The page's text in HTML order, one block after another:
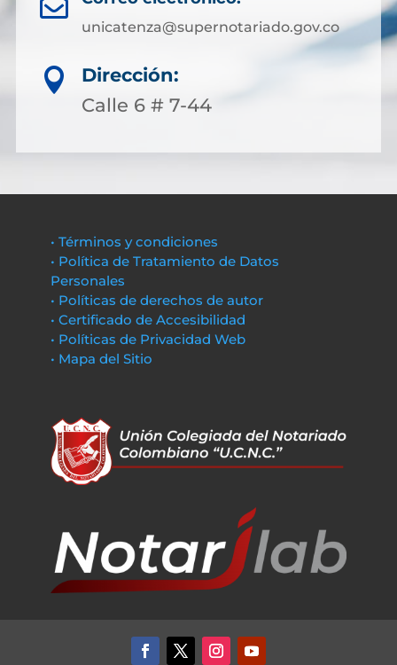
unicatenza@supernotariado.gov.co

Dirección:
Calle 6 # 7-44
• Términos y condiciones
• Política de Tratamiento de Datos
Personales
• Políticas de derechos de autor
• Certificado de Accesibilidad
• Políticas de Privacidad Web
• Mapa del Sitio